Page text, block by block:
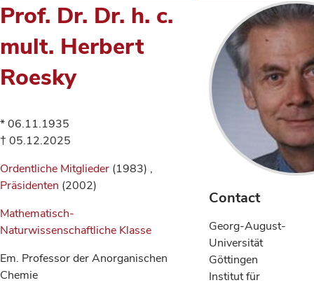
Prof. Dr. Dr. h. c.
mult. Herbert
Roesky
* 06.11.1935
† 05.12.2025
Ordentliche Mitglieder (1983) ,
Präsidenten (2002)
Mathematisch-
Naturwissenschaftliche Klasse
Em. Professor der Anorganischen
Chemie
Contact
Georg-August-
Universität
Göttingen
Institut für